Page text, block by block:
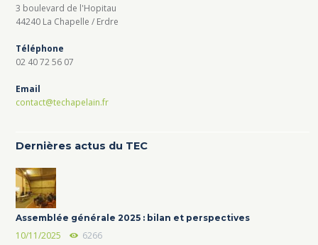
3 boulevard de l'Hopitau
44240 La Chapelle / Erdre
Téléphone
02 40 72 56 07
Email
contact@techapelain.fr
Dernières actus du TEC
Assemblée générale 2025 : bilan et perspectives
10/11/2025 6266